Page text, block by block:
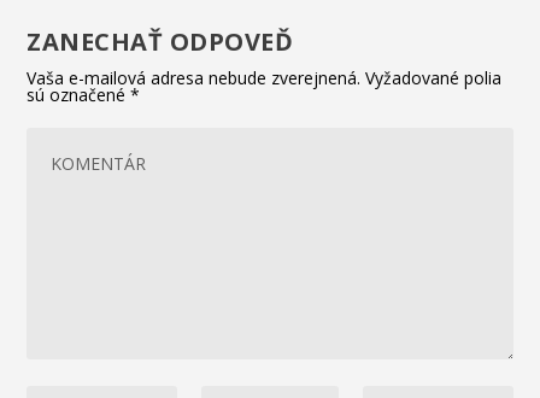
ZANECHAŤ ODPOVEĎ
Vaša e-mailová adresa nebude zverejnená. Vyžadované polia
sú označené*